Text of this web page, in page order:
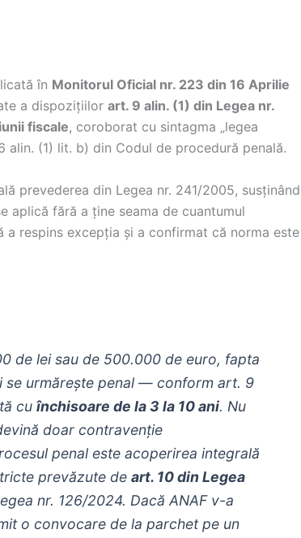
în Monitorul Oficial nr. 223 din 16 Aprilie
a dispozițiilor art. 9 alin. (1) din Legea nr.
fiscale, coroborat cu sintagma „legea
alin. (1) lit. b) din Codul de procedură penală.
prevederea din Legea nr. 241/2005, susținând
aplică fără a ține seama de cuantumul
respins excepția și a confirmat că norma este
de lei sau de 500.000 de euro, fapta
se urmărește penal — conform art. 9
cuînchisoare de la 3 la 10 ani. Nu
doar contravenție
penal este acoperirea integrală
prevăzute deart. 10 din Legea
nr. 126/2024. Dacă ANAF v-a
o convocare de la parchet pe un